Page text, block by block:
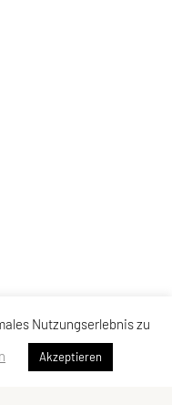
Nutzungserlebnis zu
Akzeptieren